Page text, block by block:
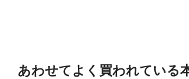
あわせてよく買われている